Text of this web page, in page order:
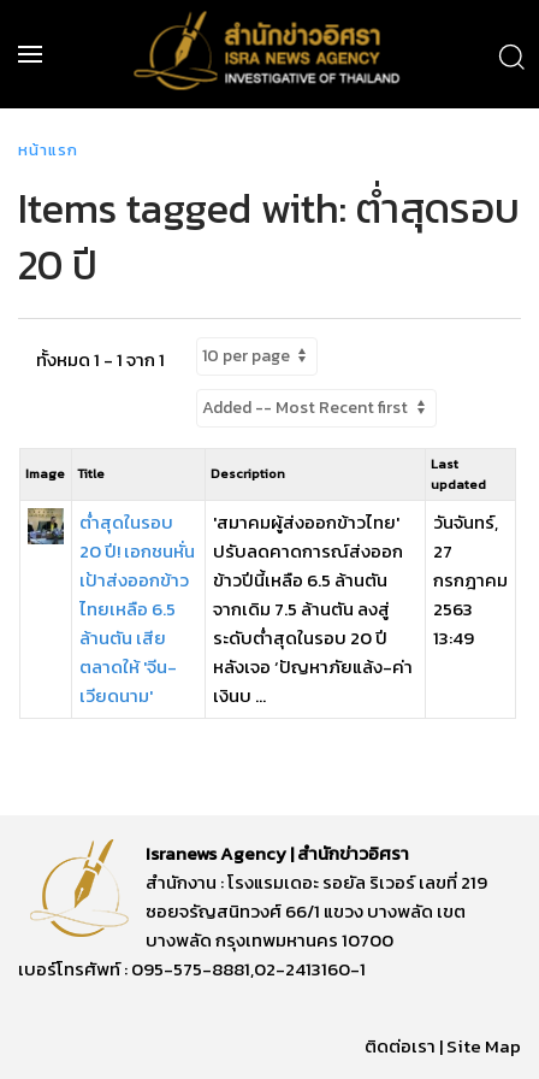
หน้าแรก
Items tagged with: ต่ำสุดรอบ
20 ปี
ทั้งหมด 1 - 1 จาก 1
Image Title Description
Last
updated
ต่ำสุดในรอบ
20 ปี! เอกชนหั่น
เป้าส่งออกข้าว
ไทยเหลือ 6.5
ล้านตัน เสีย
ตลาดให้ 'จีน-
เวียดนาม'
'สมาคมผู้ส่งออกข้าวไทย'
ปรับลดคาดการณ์ส่งออก
ข้าวปีนี้เหลือ 6.5 ล้านตัน
จากเดิม 7.5 ล้านตัน ลงสู่
ระดับต่ำสุดในรอบ 20 ปี
หลังเจอ ‘ปัญหาภัยแล้ง-ค่า
เงินบ ...
วันจันทร์,
27
กรกฎาคม
2563
13:49
Isranews Agency | สำนักข่าวอิศรา
สำนักงาน : โรงแรมเดอะ รอยัล ริเวอร์ เลขที่ 219
ซอยจรัญสนิทวงศ์ 66/1 แขวง บางพลัด เขต
บางพลัด กรุงเทพมหานคร 10700
เบอร์โทรศัพท์ : 095-575-8881,02-2413160-1
ติดต่อเรา |Site Map